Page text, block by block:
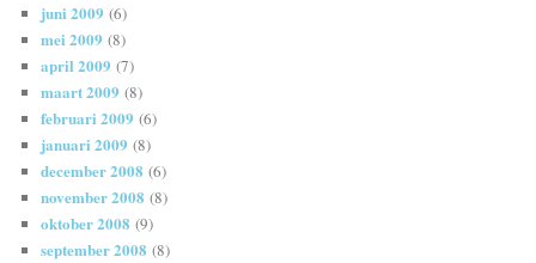
juni 2009 (6)
mei 2009 (8)
april 2009 (7)
maart 2009 (8)
februari 2009 (6)
januari 2009 (8)
december 2008 (6)
november 2008 (8)
oktober 2008 (9)
september 2008 (8)